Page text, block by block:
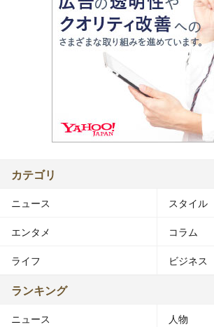
カテゴリ
ニュース スタイル
エンタメ コラム
ライフ ビジネス
ランキング
ニュース 人物